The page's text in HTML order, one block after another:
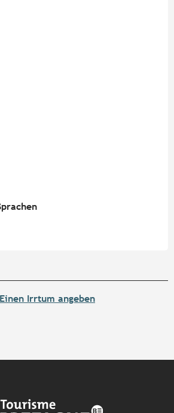
Einen Irrtum angeben